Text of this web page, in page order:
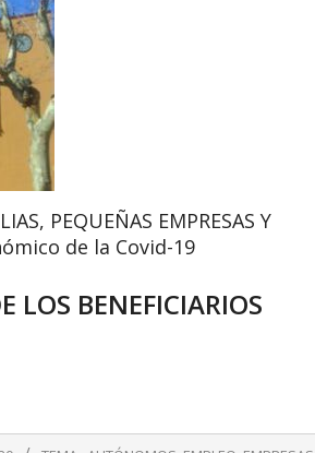
PEQUEÑAS EMPRESAS Y
de la Covid-19
LOS BENEFICIARIOS